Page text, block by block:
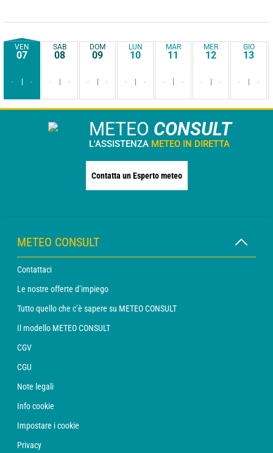
VEN
07
- -
SAB
08
- -
DOM
09
- -
LUN
10
- -
MAR
11
- -
MER
12
- -
GIO
13
- -
METEO CONSULT
L'ASSISTENZA METEO IN DIRETTA
Contatta un Esperto meteo
METEO CONSULT
Contattaci
Le nostre offerte d’impiego
Tutto quello che c’è sapere su METEO CONSULT
Il modello METEO CONSULT
CGV
CGU
Note legali
Info cookie
Impostare i cookie
Privacy